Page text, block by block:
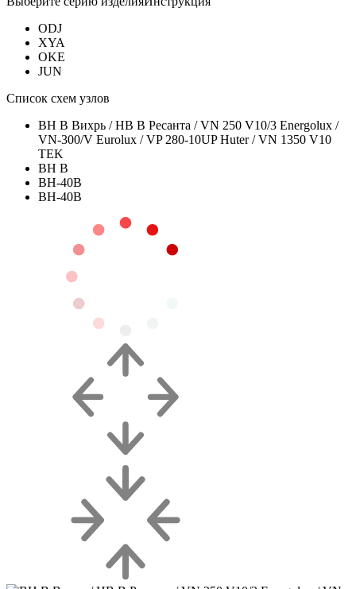
ODJ
XYA
OKE
JUN
Список схем узлов
ВН В Вихрь / НВ В Ресанта / VN 250 V10/3 Energolux /
VN-300/V Eurolux / VP 280-10UP Huter / VN 1350 V10
TEK
ВН В
ВН-40В
ВН-40В